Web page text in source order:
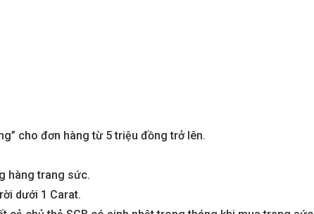
cho đơn hàng từ 5 triệu đồng trở lên.
hàng trang sức.
dưới 1 Carat.